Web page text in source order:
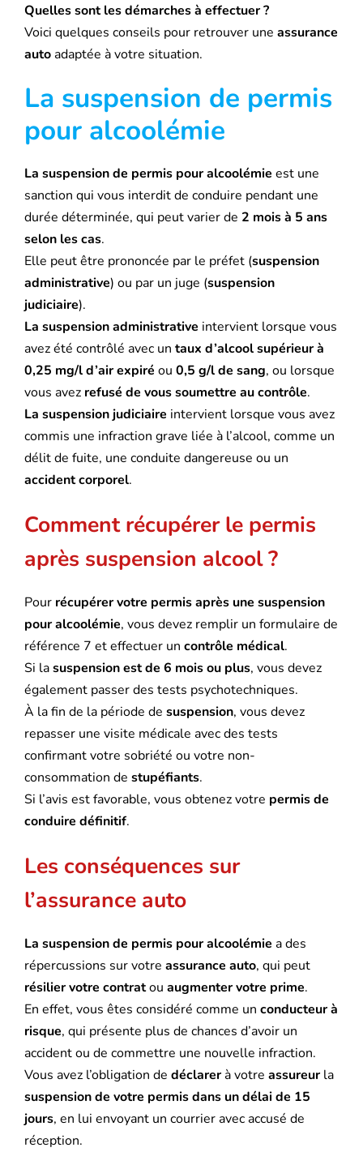
Quelles sont les démarches à effectuer ?
Voici quelques conseils pour retrouver une assurance
autoadaptée à votre situation.
La suspension de permis
pour alcoolémie
La suspension de permis pour alcoolémie est une
sanction qui vous interdit de conduire pendant une
durée déterminée, qui peut varier de 2 mois à 5 ans
selon les cas.
Elle peut être prononcée par le préfet (suspension
administrative) ou par un juge (suspension
judiciaire).
La suspension administrative intervient lorsque vous
avez été contrôlé avec un taux d’alcool supérieur à
0,25 mg/l d’air expiré ou 0,5 g/l de sang, ou lorsque
vous avez refusé de vous soumettre au contrôle.
La suspension judiciaire intervient lorsque vous avez
commis une infraction grave liée à l’alcool, comme un
délit de fuite, une conduite dangereuse ou un
accident corporel.
Comment récupérer le permis
après suspension alcool ?
Pour récupérer votre permis après une suspension
pour alcoolémie, vous devez remplir un formulaire de
référence 7 et effectuer un contrôle médical.
Si lasuspension est de 6 mois ou plus, vous devez
également passer des tests psychotechniques.
À la fin de la période de suspension, vous devez
repasser une visite médicale avec des tests
confirmant votre sobriété ou votre non-
consommation de stupéfiants.
Si l’avis est favorable, vous obtenez votre permis de
conduire définitif.
Les conséquences sur
l’assurance auto
La suspension de permis pour alcoolémie a des
répercussions sur votre assurance auto, qui peut
résilier votre contratou augmenter votre prime.
En effet, vous êtes considéré comme un conducteur à
risque, qui présente plus de chances d’avoir un
accident ou de commettre une nouvelle infraction.
Vous avez l’obligation de déclarerà votre assureurla
suspension de votre permis dans un délai de 15
jours, en lui envoyant un courrier avec accusé de
réception.